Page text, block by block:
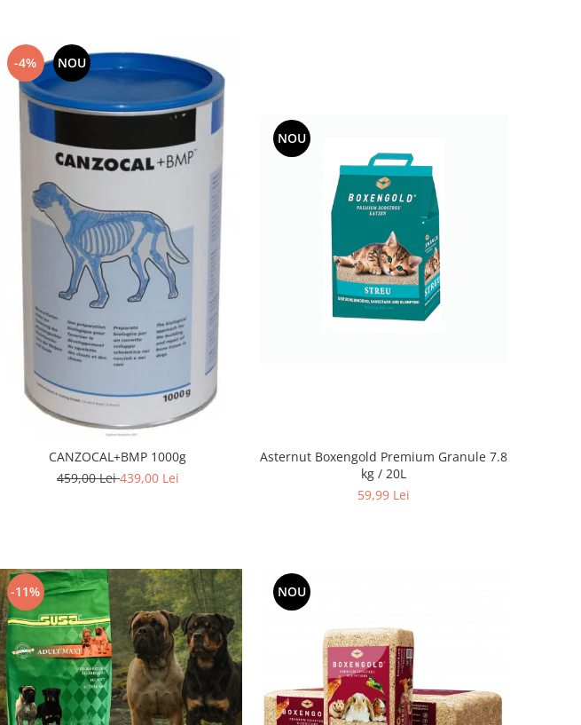
-4% NOU
CANZOCAL+BMP 1000g
459,00 Lei439,00 Lei
NOU
Asternut Boxengold Premium Granule 7.8
kg / 20L
59,99 Lei
-11%
NOU